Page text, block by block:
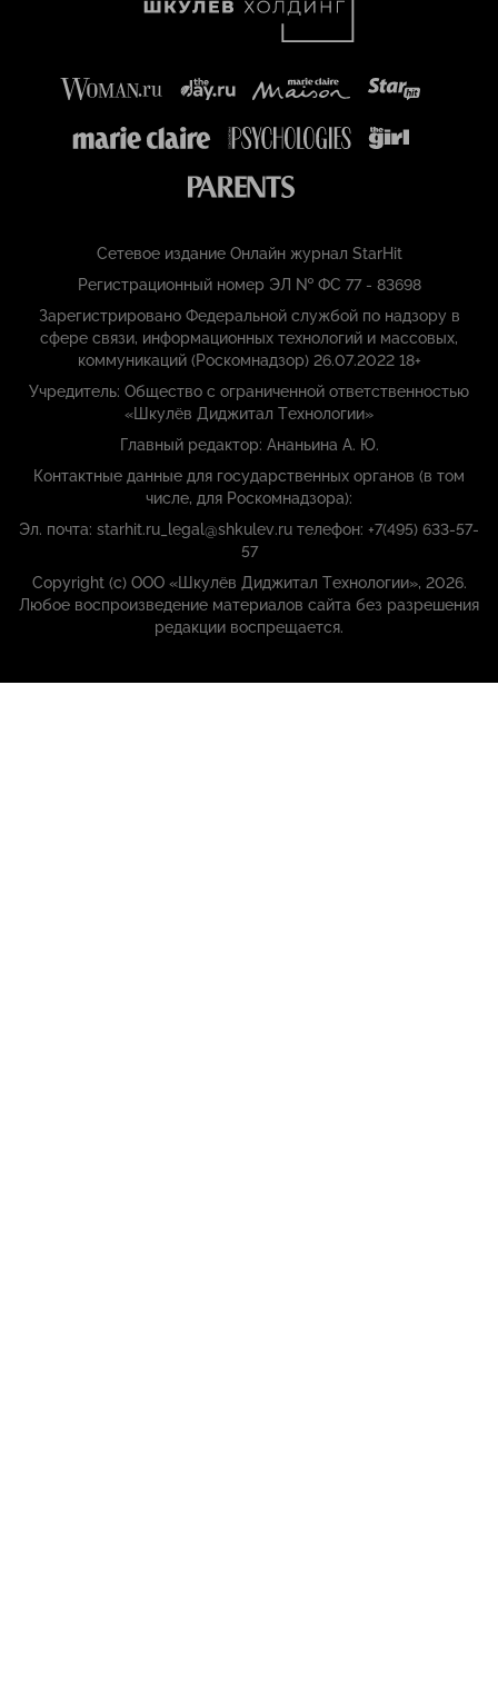
Сетевое издание Онлайн журнал StarHit
Регистрационный номер ЭЛ № ФС 77 - 83698
Зарегистрировано Федеральной службой по надзору в
сфере связи, информационных технологий и массовых,
коммуникаций (Роскомнадзор) 26.07.2022 18+
Учредитель: Общество с ограниченной ответственностью
«Шкулёв Диджитал Технологии»
Главный редактор: Ананьина А. Ю.
Контактные данные для государственных органов (в том
числе, для Роскомнадзора):
Эл. почта: starhit.ru_legal@shkulev.ru телефон: +7(495) 633-57-
57
Copyright (с) ООО «Шкулёв Диджитал Технологии», 2026.
Любое воспроизведение материалов сайта без разрешения
редакции воспрещается.